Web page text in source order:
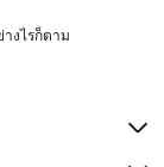
งไรก็ตาม